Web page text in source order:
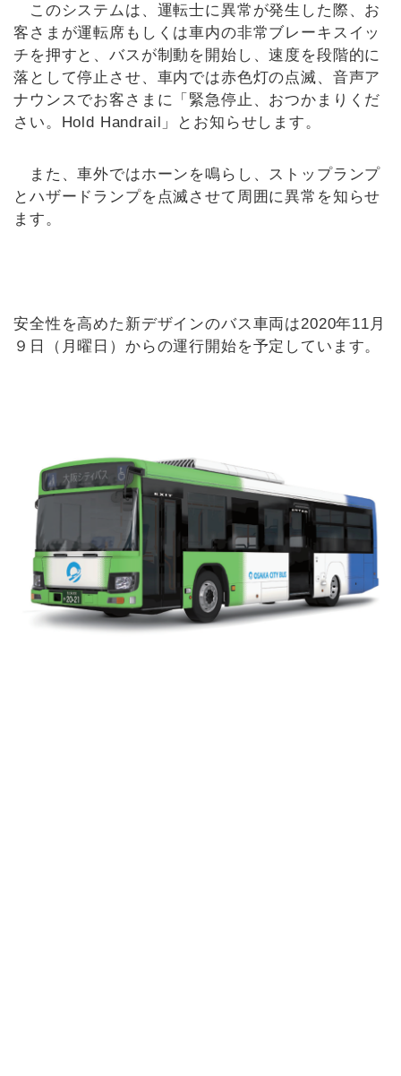
このシステムは、運転士に異常が発生した際、お
客さまが運転席もしくは車内の非常ブレーキスイッ
チを押すと、バスが制動を開始し、速度を段階的に
落として停止させ、車内では赤色灯の点滅、音声ア
ナウンスでお客さまに「緊急停止、おつかまりくだ
さい。Hold Handrail」とお知らせします。
また、車外ではホーンを鳴らし、ストップランプ
とハザードランプを点滅させて周囲に異常を知らせ
ます。
安全性を高めた新デザインのバス車両は2020年11月
９日（月曜日）からの運行開始を予定しています。